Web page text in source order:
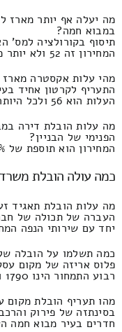
מה יעלה אף יותר מארז
במבוא חמה?
תיסוף בקורולציה למס'
המחירון זה 52 ולא יותר מ21 ש"ח.
מהי עלות אקסטרה
התעריף לקרטון אחיד
העלות הוא 56 ולכל היותר 26 שקל חדש.
מה עלות הובלת דירה
הפנימי של הבניין?
המחירון הוא תוספת של 15% ועד 10%.
כמה עולה הובלת
מה עלות הובלת תאגיד
העברה של תכולה של
יחד עם שירותי הנפה המחירון הוא 660 וזה
כמה תשלמו על הובלה
רבוע התמחור הינו 1790 ולא יותר מ100 ₪.
מהו תעריף הובלת
חדרים בעיר מבוא חמה העלות זהו 3400 ולא